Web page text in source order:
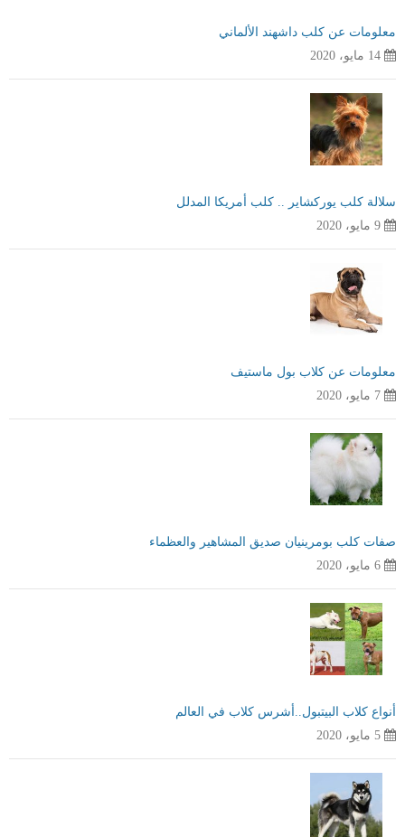
معلومات عن كلب داشهند الألماني
14 مايو، 2020
سلالة كلب يوركشاير .. كلب أمريكا المدلل
9 مايو، 2020
معلومات عن كلاب بول ماستيف
7 مايو، 2020
صفات كلب بومرينيان صديق المشاهير والعظماء
6 مايو، 2020
أنواع كلاب البيتبول..أشرس كلاب في العالم
5 مايو، 2020